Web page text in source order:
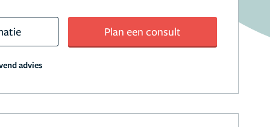
Plan een consult
advies